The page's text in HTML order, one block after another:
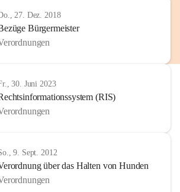
27. Dez. 2018
Bürgermeister
30. Juni 2023
(RIS)
9. Sept. 2012
über das Halten von Hunden